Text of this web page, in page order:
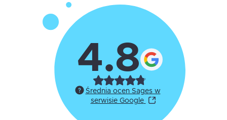
4.8
Średnia ocen Sages w
serwisie Google